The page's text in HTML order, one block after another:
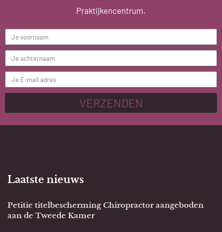
Praktijkencentrum.
VERZENDEN
Laatste nieuws
Petitie titelbescherming Chiropractor aangeboden
aan de Tweede Kamer